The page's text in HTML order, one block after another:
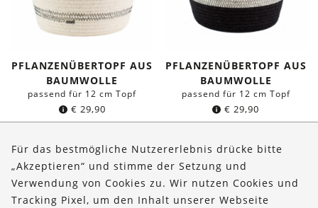
PFLANZENÜBERTOPF AUS
BAUMWOLLE
passend für 12 cm Topf
€ 29,90
PFLANZENÜBERTOPF AUS
BAUMWOLLE
passend für 12 cm Topf
€ 29,90
Über uns
Bestellungen
Für das bestmögliche Nutzererlebnis drücke bitte
„Akzeptieren“ und stimme der Setzung und
Verwendung von Cookies zu. Wir nutzen Cookies und
Tracking Pixel, um den Inhalt unserer Webseite